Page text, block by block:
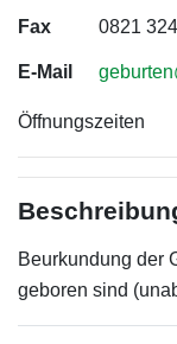
Fax 0821
E-Mail
Öffnungszeiten
Beurkundung der
geboren sind